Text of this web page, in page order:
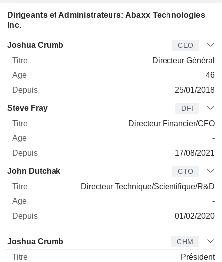
Dirigeants et Administrateurs: Abaxx Technologies
Inc.
Dirigeant Titre
Joshua Crumb CEO
Directeur Général
46
25/01/2018
Steve Fray DFI
Directeur Financier/CFO
-
17/08/2021
John Dutchak CTO
Directeur Technique/Scientifique/R&D
-
01/02/2020
Administrateur
Joshua Crumb CHM
Président